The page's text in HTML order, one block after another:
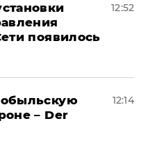
появилось
12:52
– Der
12:14